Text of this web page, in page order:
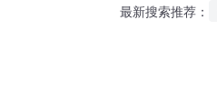
最新搜索推荐：